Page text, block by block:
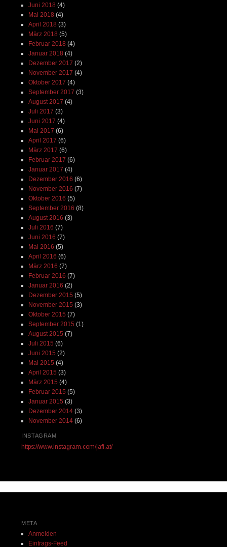
Juni 2018 (4)
Mai 2018 (4)
April 2018 (3)
März 2018 (5)
Februar 2018 (4)
Januar 2018 (4)
Dezember 2017 (2)
November 2017 (4)
Oktober 2017 (4)
September 2017 (3)
August 2017 (4)
Juli 2017 (3)
Juni 2017 (4)
Mai 2017 (6)
April 2017 (6)
März 2017 (6)
Februar 2017 (6)
Januar 2017 (4)
Dezember 2016 (6)
November 2016 (7)
Oktober 2016 (5)
September 2016 (8)
August 2016 (3)
Juli 2016 (7)
Juni 2016 (7)
Mai 2016 (5)
April 2016 (6)
März 2016 (7)
Februar 2016 (7)
Januar 2016 (2)
Dezember 2015 (5)
November 2015 (3)
Oktober 2015 (7)
September 2015 (1)
August 2015 (7)
Juli 2015 (6)
Juni 2015 (2)
Mai 2015 (4)
April 2015 (3)
März 2015 (4)
Februar 2015 (5)
Januar 2015 (3)
Dezember 2014(3)
November 2014(6)
INSTAGRAM
https://www.instagram.com/jafi.at/
META
Anmelden
Eintrags-Feed